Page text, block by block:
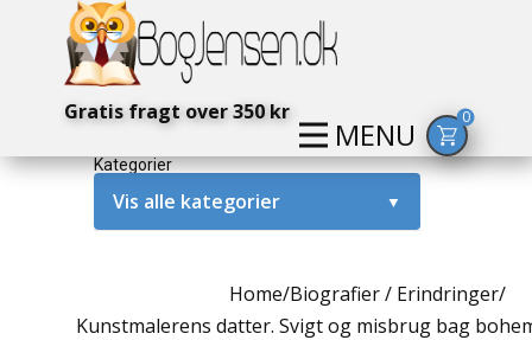
MENU
Gratis fragt over 350 kr 0
Kategorier
Vis alle kategorier ▼
Amerika / USA
Home/Biografier / Erindringer/
Kunstmalerens datter. Svigt og misbrug bag